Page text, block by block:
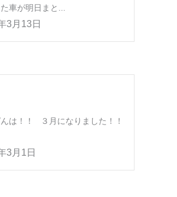
車が明日まと...
3月13日
んは！！ ３月になりました！！
3月1日